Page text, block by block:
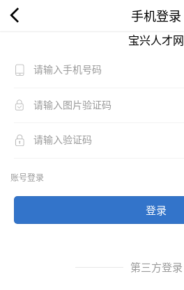
手机登录
宝兴人才网
账号登录
登录
第三方登录